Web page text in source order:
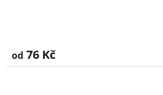
od 76 Kč